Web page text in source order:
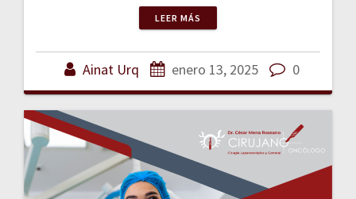
LEER MÁS
Ainat Urq enero 13, 2025 0